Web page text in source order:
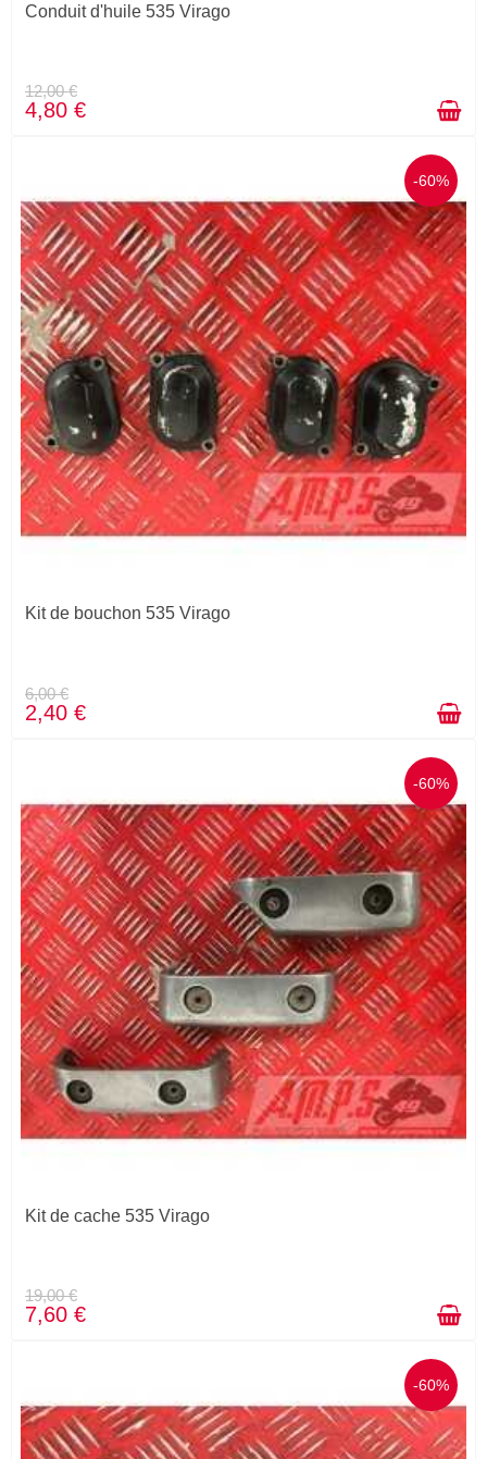
Conduit d'huile 535 Virago
12,00 €
4,80 €
-60%
Kit de bouchon 535 Virago
6,00 €
2,40 €
-60%
Kit de cache 535 Virago
19,00 €
7,60 €
-60%